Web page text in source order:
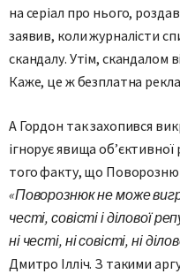
на серіал про нього,
заявив, коли журналісти
скандалу. Утім, скандалом
Каже, це ж безплатна
А Гордон так захопився
ігнорує явища об’єктивної
того факту, що
«Поворознюк не може
честі, совісті і ділової
ні честі, ні совісті, ні
Дмитро Ілліч. З такими